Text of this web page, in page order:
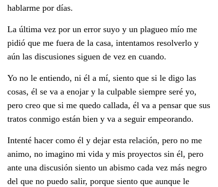
hablarme por días.
La última vez por un error suyo y un plagueo mío me
pidió que me fuera de la casa, intentamos resolverlo y
aún las discusiones siguen de vez en cuando.
Yo no le entiendo, ni él a mí, siento que si le digo las
cosas, él se va a enojar y la culpable siempre seré yo,
pero creo que si me quedo callada, él va a pensar que sus
tratos conmigo están bien y va a seguir empeorando.
Intenté hacer como él y dejar esta relación, pero no me
animo, no imagino mi vida y mis proyectos sin él, pero
ante una discusión siento un abismo cada vez más negro
del que no puedo salir, porque siento que aunque le